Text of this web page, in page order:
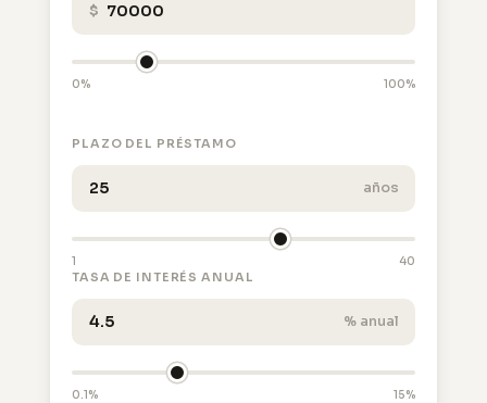
$
0% 100%
PLAZO DEL PRÉSTAMO
años
1 40
TASA DE INTERÉS ANUAL
% anual
0.1% 15%